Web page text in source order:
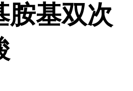
胺基双次